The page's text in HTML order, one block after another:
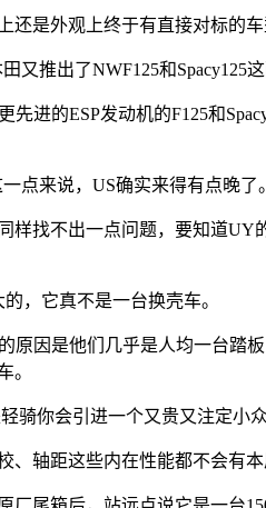
是外观上终于有直接对标的车
出了NWF125和Spacy125
的ESP发动机的F125和
来说，US确实来得有点晚了。
找不出一点问题，要知道UY
，它真不是一台换壳车。
因是他们几乎是人均一台踏
。
你会引进一个又贵又注定小众
距这些内在性能都不会有本